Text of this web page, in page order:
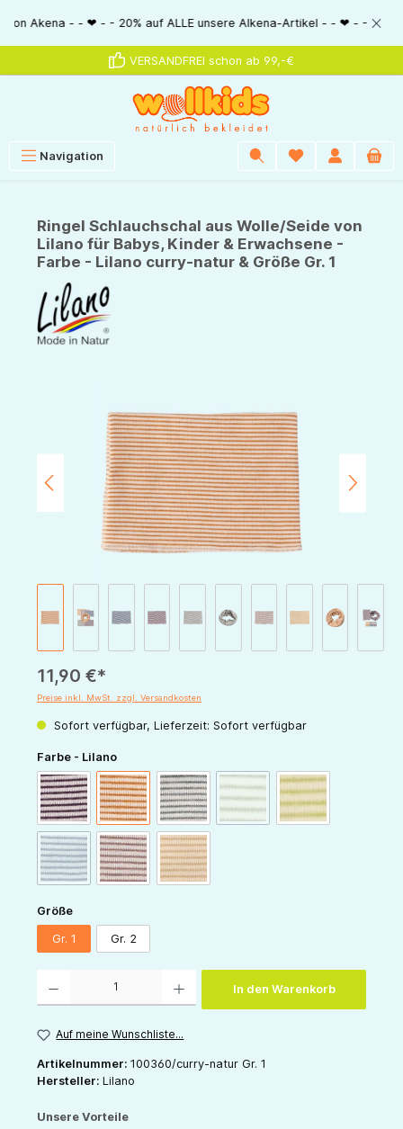
springen
- - ❤ - - 20% auf ALLE unsere Alkena-Artikel - - ❤ - - 20%
VERSANDFREI schon ab 99,-€
Navigation
Ringel Schlauchschal aus Wolle/Seide von
Lilano für Babys, Kinder & Erwachsene -
Farbe - Lilano curry-natur & Größe Gr. 1
11,90 €*
Preise inkl. MwSt. zzgl. Versandkosten
Sofort verfügbar, Lieferzeit: Sofort verfügbar
Farbe - Lilanoauswählen
beere-naturcurry-naturhellgrau-naturkhaki-natur Ringel
(Diese Option ist zurzeit nicht
kiwi-natur Ringel
marine-natur
(Diese Option ist zurzeit nicht verfügbar.)
mauve-natursand-natur
Größeauswählen
Gr. 1 Gr. 2
In den Warenkorb
Auf meine Wunschliste...
Artikelnummer: 100360/curry-natur Gr. 1
Hersteller: Lilano
Unsere Vorteile